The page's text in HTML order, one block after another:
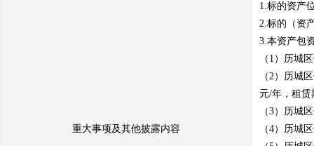
重大事项及其他披露内容
1.标的资产
2.标的（资
3.本资产包
（1）历城
（2）历城
元/年，租赁
（3）历城
（4）历城